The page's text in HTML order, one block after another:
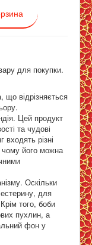
для покупки.
що відрізняється
Цей продукт
та чудові
різні
чому його можна
Оскільки
для
того, боби
пухлин, а
фон у